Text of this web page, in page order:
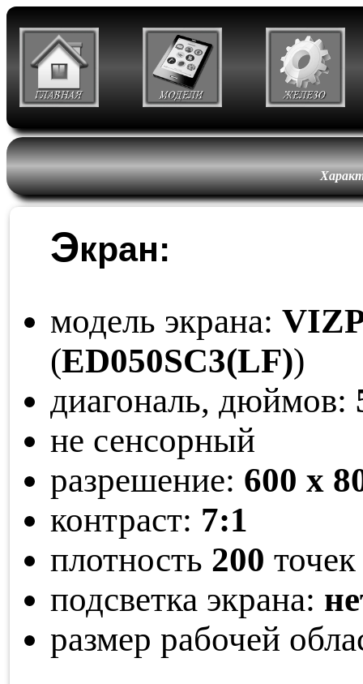
Экран:
модель экрана:
(ED050SC3(LF))
диагональ, дюймов:
не сенсорный
разрешение: 600 x
контраст: 7:1
плотность 200
подсветка экрана:
размер рабочей